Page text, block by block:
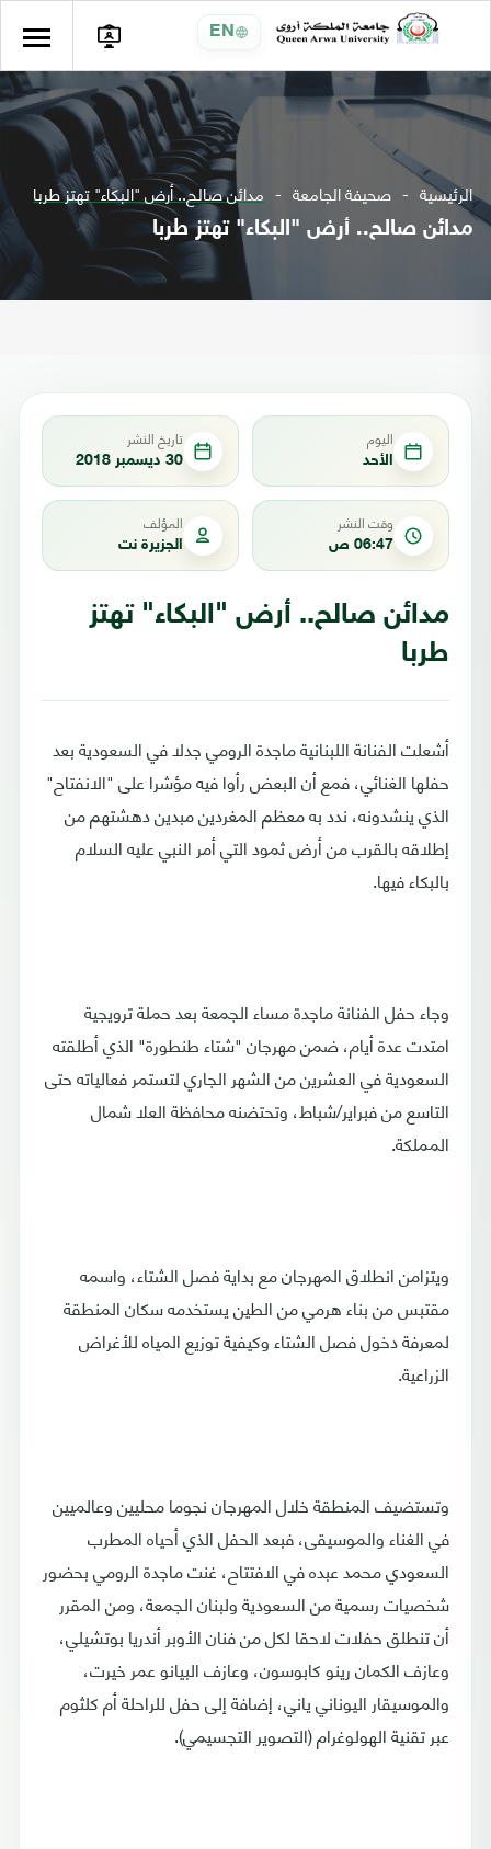
EN
الرئيسية صحيفة الجامعة مدائن صالح.. أرض "البكاء" تهتز طربا
مدائن صالح.. أرض "البكاء" تهتز طربا
اليوم
الأحد
تاريخ النشر
30 ديسمبر 2018
وقت النشر
06:47 ص
المؤلف
الجزيرة نت
مدائن صالح.. أرض "البكاء" تهتز
طربا
أشعلت الفنانة اللبنانية ماجدة الرومي جدلا في السعودية بعد
حفلها الغنائي، فمع أن البعض رأوا فيه مؤشرا على "الانفتاح"
الذي ينشدونه، ندد به معظم المغردين مبدين دهشتهم من
إطلاقه بالقرب من أرض ثمود التي أمر النبي عليه السلام
بالبكاء فيها.
وجاء حفل الفنانة ماجدة مساء الجمعة بعد حملة ترويجية
امتدت عدة أيام، ضمن مهرجان "شتاء طنطورة" الذي أطلقته
السعودية في العشرين من الشهر الجاري لتستمر فعالياته حتى
التاسع من فبراير/شباط، وتحتضنه محافظة العلا شمال
المملكة.
ويتزامن انطلاق المهرجان مع بداية فصل الشتاء، واسمه
مقتبس من بناء هرمي من الطين يستخدمه سكان المنطقة
لمعرفة دخول فصل الشتاء وكيفية توزيع المياه للأغراض
الزراعية.
وتستضيف المنطقة خلال المهرجان نجوما محليين وعالميين
في الغناء والموسيقى، فبعد الحفل الذي أحياه المطرب
السعودي محمد عبده في الافتتاح، غنت ماجدة الرومي بحضور
شخصيات رسمية من السعودية ولبنان الجمعة، ومن المقرر
أن تنطلق حفلات لاحقا لكل من فنان الأوبر أندريا بوتشيلي،
وعازف الكمان رينو كابوسون، وعازف البيانو عمر خيرت،
والموسيقار اليوناني ياني، إضافة إلى حفل للراحلة أم كلثوم
عبر تقنية الهولوغرام (التصوير التجسيمي).